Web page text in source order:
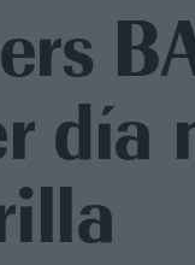
día